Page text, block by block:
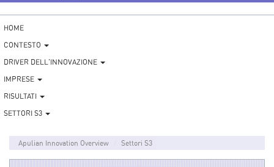
HOME
CONTESTO
DRIVER DELL'INNOVAZIONE
IMPRESE
RISULTATI
SETTORI S3
Apulian Innovation Overview Settori S3